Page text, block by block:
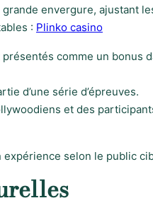
envergure, ajustant
: Plinko casino
comme un bonus
d’une série d’épreuves.
et des
selon le public